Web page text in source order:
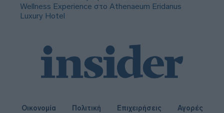
Wellness Experience στο Athenaeum Eridanus
Luxury Hotel
Οικονομία Πολιτική Επιχειρήσεις
Αγορές